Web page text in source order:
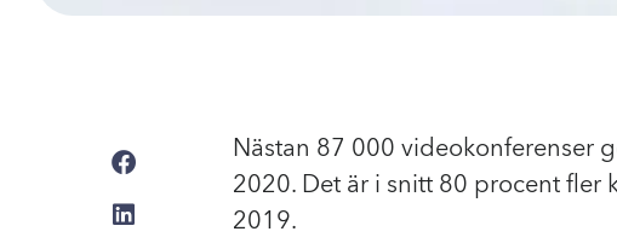
Nästan 87 000 videokonferenser
2020. Det är i snitt 80 procent
2019.